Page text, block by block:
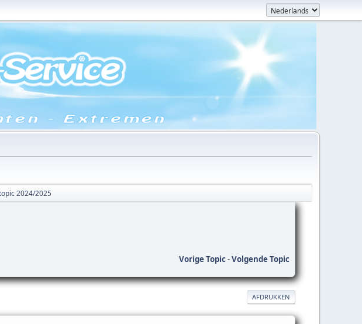
2024/2025
Vorige Topic-Volgende Topic
AFDRUKKEN